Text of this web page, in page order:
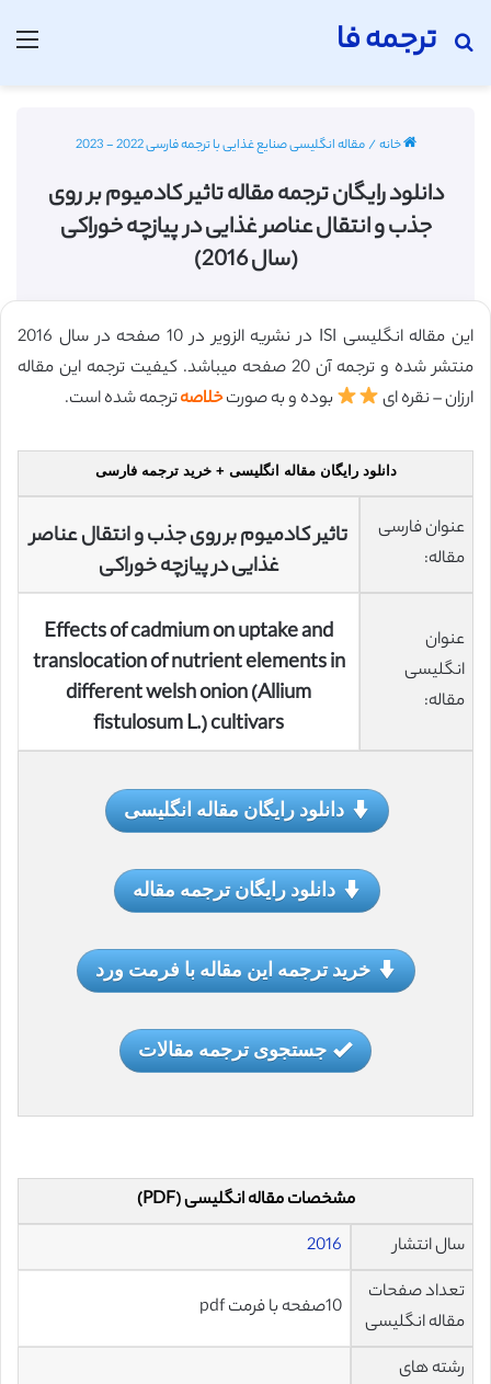
ترجمه فا
جستجو برای
خانه/مقاله انگلیسی صنایع غذایی با ترجمه فارسی 2022 - 2023
دانلود رایگان ترجمه مقاله تاثیر کادمیوم بر روی
جذب و انتقال عناصر غذایی در پیازچه خوراکی
(سال 2016)
این مقاله انگلیسی ISI در نشریه الزویر در 10 صفحه در سال 2016
منتشر شده و ترجمه آن 20 صفحه میباشد. کیفیت ترجمه این مقاله
ارزان – نقره ای
بوده و به صورتخلاصهترجمه شده است.
دانلود رایگان مقاله انگلیسی + خرید ترجمه فارسی
عنوان فارسی
مقاله:
تاثیر کادمیوم بر روی جذب و انتقال عناصر
غذایی در پیازچه خوراکی
عنوان
انگلیسی
مقاله:
Effects of cadmium on uptake and
translocation of nutrient elements in
different welsh onion (Allium
fistulosum L.) cultivars
دانلود رایگان مقاله انگلیسی
دانلود رایگان ترجمه مقاله
خرید ترجمه این مقاله با فرمت ورد
جستجوی ترجمه مقالات
مشخصات مقاله انگلیسی (PDF)
سال انتشار
2016
تعداد صفحات
مقاله انگلیسی
10صفحه با فرمت pdf
رشته های